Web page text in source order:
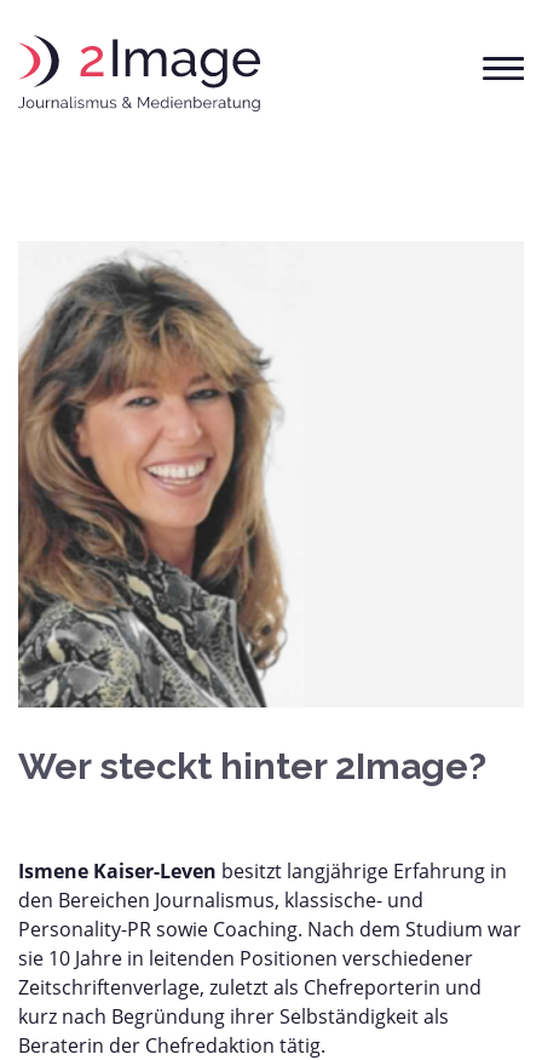
Wer steckt hinter 2Image?
Ismene Kaiser-Leven besitzt langjährige Erfahrung in
den Bereichen Journalismus, klassische- und
Personality-PR sowie Coaching. Nach dem Studium war
sie 10 Jahre in leitenden Positionen verschiedener
Zeitschriftenverlage, zuletzt als Chefreporterin und
kurz nach Begründung ihrer Selbständigkeit als
Beraterin der Chefredaktion tätig.